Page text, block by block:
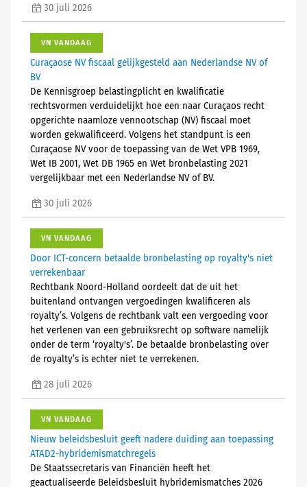
30 juli 2026
VN VANDAAG
Curaçaose NV fiscaal gelijkgesteld aan Nederlandse NV of
BV
De Kennisgroep belastingplicht en kwalificatie
rechtsvormen verduidelijkt hoe een naar Curaçaos recht
opgerichte naamloze vennootschap (NV) fiscaal moet
worden gekwalificeerd. Volgens het standpunt is een
Curaçaose NV voor de toepassing van de Wet VPB 1969,
Wet IB 2001, Wet DB 1965 en Wet bronbelasting 2021
vergelijkbaar met een Nederlandse NV of BV.
30 juli 2026
VN VANDAAG
Door ICT-concern betaalde bronbelasting op royalty's niet
verrekenbaar
Rechtbank Noord-Holland oordeelt dat de uit het
buitenland ontvangen vergoedingen kwalificeren als
royalty’s. Volgens de rechtbank valt een vergoeding voor
het verlenen van een gebruiksrecht op software namelijk
onder de term ‘royalty's’. De betaalde bronbelasting over
de royalty’s is echter niet te verrekenen.
28 juli 2026
VN VANDAAG
Nieuw beleidsbesluit geeft nadere duiding aan toepassing
ATAD2-hybridemismatchregels
De Staatssecretaris van Financiën heeft het
geactualiseerde Beleidsbesluit hybridemismatches 2026